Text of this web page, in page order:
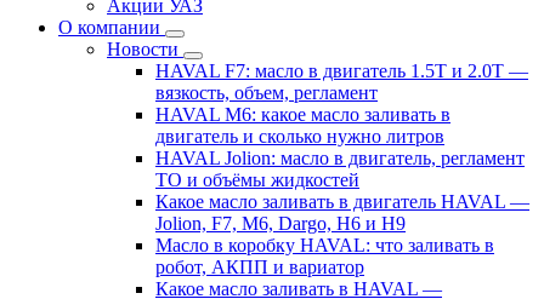
Акции УАЗ
О компании
Новости
HAVAL F7: масло в двигатель 1.5T и 2.0T —
вязкость, объем, регламент
HAVAL M6: какое масло заливать в
двигатель и сколько нужно литров
HAVAL Jolion: масло в двигатель, регламент
ТО и объёмы жидкостей
Какое масло заливать в двигатель HAVAL —
Jolion, F7, M6, Dargo, H6 и H9
Масло в коробку HAVAL: что заливать в
робот, АКПП и вариатор
Какое масло заливать в HAVAL —